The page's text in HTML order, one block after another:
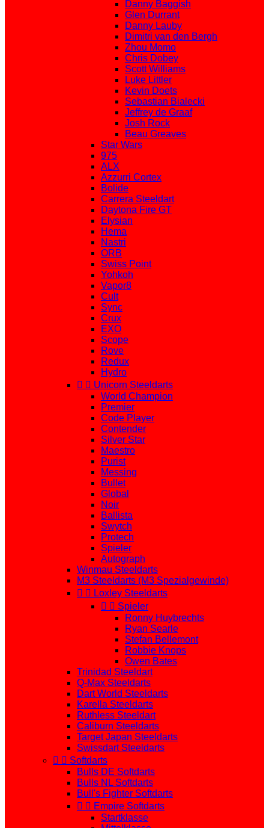
Danny Baggish
Glen Durrant
Danny Lauby
Dimitri van den Bergh
Zhou Momo
Chris Dobey
Scott Williams
Luke Littler
Kevin Doets
Sebastian Bialecki
Jeffrey de Graaf
Josh Rock
Beau Greaves
Star Wars
975
ALX
Azzurri Cortex
Bolide
Carrera Steeldart
Daytona Fire GT
Elysian
Hema
Nastri
ORB
Swiss Point
Yohkoh
Vapor8
Cult
Sync
Crux
EXO
Scope
Rove
Redux
Hydro
  Unicorn Steeldarts
World Champion
Premier
Code Player
Contender
Silver Star
Maestro
Purist
Messing
Bullet
Global
Noir
Ballista
Swytch
Protech
Spieler
Autograph
Winmau Steeldarts
M3 Steeldarts (M3 Spezialgewinde)
  Loxley Steeldarts
  Spieler
Ronny Huybrechts
Ryan Searle
Stefan Bellemont
Robbie Knops
Owen Bates
Trinidad Steeldart
Q-Max Steeldarts
Dart World Steeldarts
Karella Steeldarts
Ruthless Steeldart
Caliburn Steeldarts
Target Japan Steeldarts
Swissdart Steeldarts
  Softdarts
Bulls DE Softdarts
Bulls NL Softdarts
Bull's Fighter Softdarts
  Empire Softdarts
Startklasse